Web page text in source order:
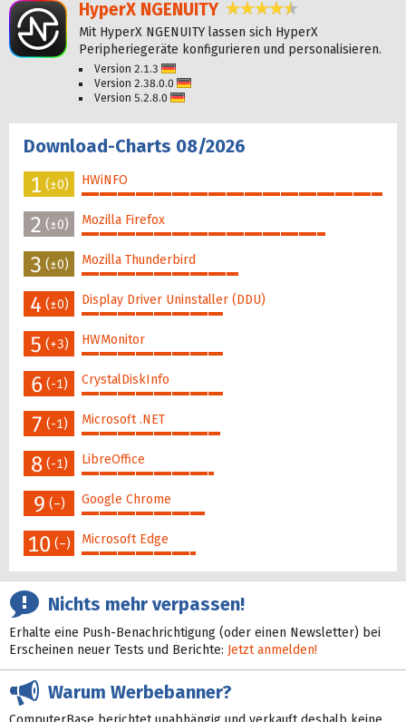
HyperX NGENUITY 4,5 Sterne
Mit HyperX NGENUITY lassen sich HyperX
Peripheriegeräte konfigurieren und personalisieren.
Version 2.1.3
Version 2.38.0.0
Version 5.2.8.0
Download-Charts 08/2026
1 (±0) HWiNFO
2 (±0) Mozilla Firefox
3 (±0) Mozilla Thunderbird
4 (±0) Display Driver Uninstaller (DDU)
5 (+3) HWMonitor
6 (-1) CrystalDiskInfo
7 (-1) Microsoft .NET
8 (-1) LibreOffice
9 (–) Google Chrome
10 (–) Microsoft Edge
Nichts mehr verpassen!
Erhalte eine Push-Benachrichtigung (oder einen Newsletter) bei
Erscheinen neuer Tests und Berichte: Jetzt anmelden!
Warum Werbebanner?